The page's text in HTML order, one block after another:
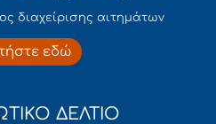
διαχείρισης αιτημάτων
εδώ
ΔΕΛΤΙΟ